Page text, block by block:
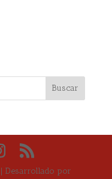
| Desarrollado por